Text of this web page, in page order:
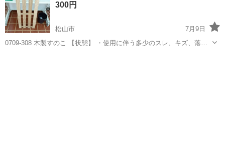
て...
300円
松山市
7月9日
0709-308 木製すのこ 【状態】 ・使用に伴う多少のスレ、キズ、落と